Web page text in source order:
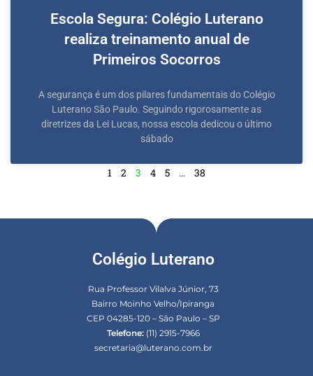
Escola Segura: Colégio Luterano
realiza treinamento anual de
Primeiros Socorros
A segurança é um dos pilares fundamentais do Colégio
Luterano São Paulo. Seguindo rigorosamente as
diretrizes da Lei Lucas, nossa escola dedicou o último
sábado
1 2 3 4 5 … 38
Colégio Luterano
Rua Professor Vilalva Júnior, 73
Bairro Moinho Velho/Ipiranga
CEP 04285-120 – São Paulo – SP
Telefone:(11) 2915-7966
secretaria@luterano.com.br